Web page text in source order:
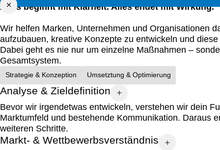
Alles beginnt mit Klarheit. Alles endet mit Wirkung.
Wir helfen Marken, Unternehmen und Organisationen
aufzubauen, kreative Konzepte zu entwickeln und
Dabei geht es nie nur um einzelne Maßnahmen –
Gesamtsystem.
Strategie & Konzeption
Strategie & Konzeption
Umsetztung & Optimierung
Umsetztung & Optimierung
Analyse & Zieldefinition
Bevor wir irgendetwas entwickeln, verstehen wir dein
Marktumfeld und bestehende Kommunikation. Daraus
weiteren Schritte.
Markt- & Wettbewerbsverständnis